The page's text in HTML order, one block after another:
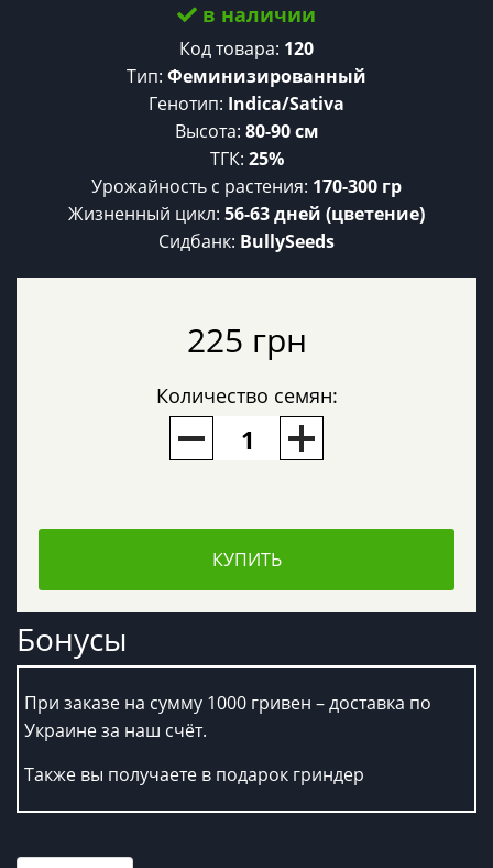
в наличии
Код товара: 120
Тип: Феминизированный
Генотип: Indica/Sativa
Высота: 80-90 см
ТГК: 25%
Урожайность c растения: 170-300 гр
Жизненный цикл: 56-63 дней (цветение)
Сидбанк: BullySeeds
225 грн
Количество семян:
КУПИТЬ
Бонусы
При заказе на сумму 1000 гривен – доставка по
Украине за наш счёт.
Также вы получаете в подарок гриндер